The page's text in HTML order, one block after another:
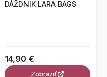
DÁŽDNIK LARA BAGS
14,90 €
Zobraziť